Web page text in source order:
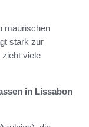
maurischen
stark zur
zieht viele
in Lissabon